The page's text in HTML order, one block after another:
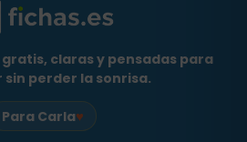
claras y pensadas para
perder la sonrisa.
Para Carla♥